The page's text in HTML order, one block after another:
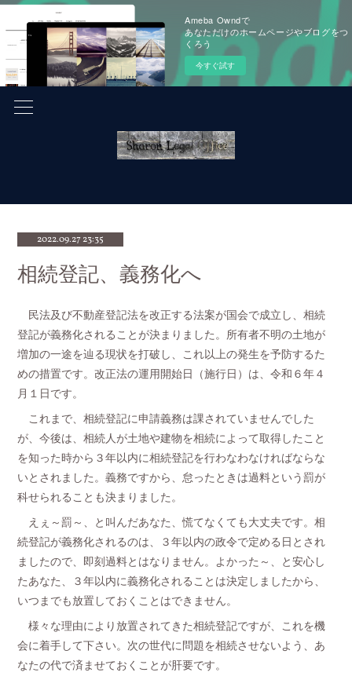
Ameba Owndで
あなただけのホームページやブログをつ
くろう
今すぐ試す
2022.09.27 23:35
相続登記、義務化へ
民法及び不動産登記法を改正する法案が国会で成立し、相続
登記が義務化されることが決まりました。所有者不明の土地が
増加の一途を辿る現状を打破し、これ以上の発生を予防するた
めの措置です。改正法の運用開始日（施行日）は、令和６年４
月１日です。
これまで、相続登記に申請義務は課されていませんでした
が、今後は、相続人が土地や建物を相続によって取得したこと
を知った時から３年以内に相続登記を行わなわなければならな
いとされました。義務ですから、怠ったときは過料という罰が
科せられることも決まりました。
えぇ～罰～、と叫んだあなた、慌てなくても大丈夫です。相
続登記が義務化されるのは、３年以内の政令で定める日とされ
ましたので、即刻過料とはなりません。よかった～、と安心し
たあなた、３年以内に義務化されることは決定しましたから、
いつまでも放置しておくことはできません。
様々な理由により放置されてきた相続登記ですが、これを機
会に着手して下さい。次の世代に問題を相続させないよう、あ
なたの代で済ませておくことが肝要です。